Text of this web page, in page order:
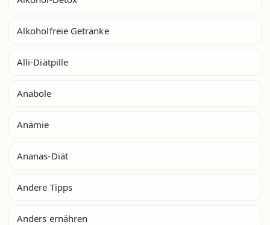
Alkoholfreie Getränke
Alli-Diätpille
Anabole
Anämie
Ananas-Diät
Andere Tipps
Anders ernähren